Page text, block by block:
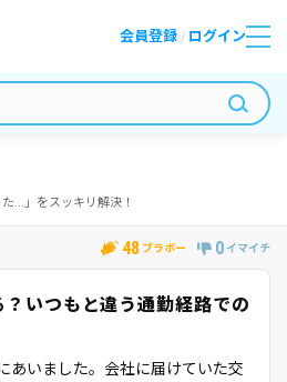
会員登録 / ログイン
...」をスッキリ解決！
48 ブラボー 0 イマイチ
いつもと違う通勤経路での
あいました。会社に届けていた交